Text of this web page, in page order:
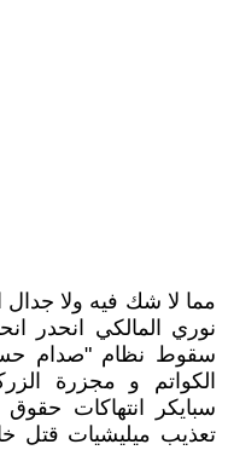
مما لا شك فيه ولا
نوري المالكي انحدر
سقوط نظام "صدام
الكواتم و مجزرة
سبايكر انتهاكات
تعذيب ميليشيات قتل